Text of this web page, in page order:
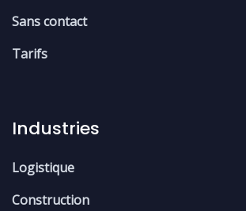
Sans contact
Tarifs
Industries
Logistique
Construction